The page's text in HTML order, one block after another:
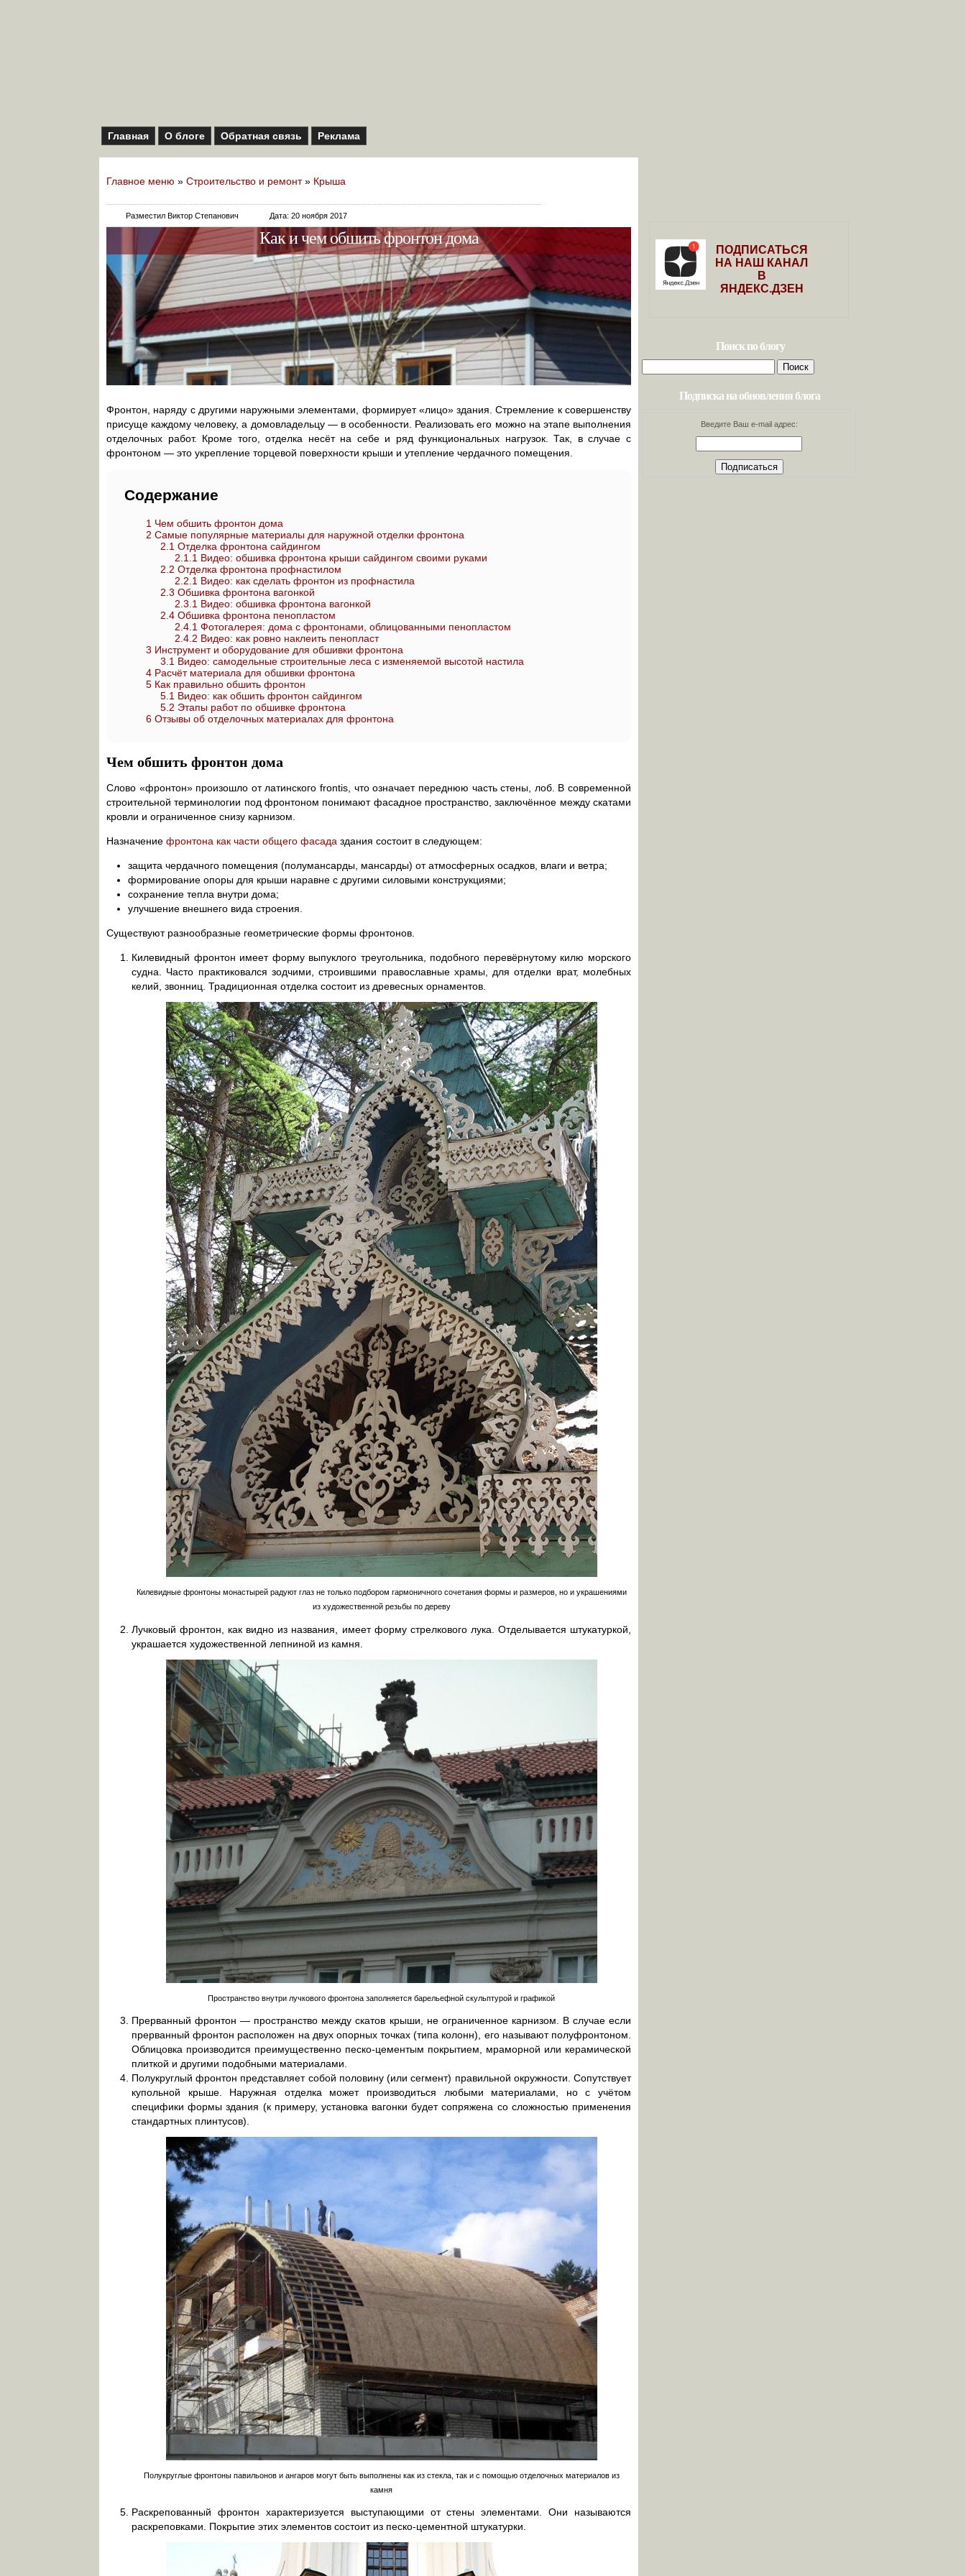
Главная О блоге Обратная связь Реклама
Главное меню » Строительство и ремонт» Крыша
Разместил Виктор Степанович Дата: 20 ноября 2017
Как и чем обшить фронтон дома
Фронтон, наряду с другими наружными элементами, формирует «лицо» здания. Стремление к совершенству
присуще каждому человеку, а домовладельцу — в особенности. Реализовать его можно на этапе выполнения
отделочных работ. Кроме того, отделка несёт на себе и ряд функциональных нагрузок. Так, в случае с
фронтоном — это укрепление торцевой поверхности крыши и утепление чердачного помещения.
Содержание
1 Чем обшить фронтон дома
2 Самые популярные материалы для наружной отделки фронтона
2.1 Отделка фронтона сайдингом
2.1.1 Видео: обшивка фронтона крыши сайдингом своими руками
2.2 Отделка фронтона профнастилом
2.2.1 Видео: как сделать фронтон из профнастила
2.3 Обшивка фронтона вагонкой
2.3.1 Видео: обшивка фронтона вагонкой
2.4 Обшивка фронтона пенопластом
2.4.1 Фотогалерея: дома с фронтонами, облицованными пенопластом
2.4.2 Видео: как ровно наклеить пенопласт
3 Инструмент и оборудование для обшивки фронтона
3.1 Видео: самодельные строительные леса с изменяемой высотой настила
4 Расчёт материала для обшивки фронтона
5 Как правильно обшить фронтон
5.1 Видео: как обшить фронтон сайдингом
5.2 Этапы работ по обшивке фронтона
6 Отзывы об отделочных материалах для фронтона
Чем обшить фронтон дома
Слово «фронтон» произошло от латинского frontis, что означает переднюю часть стены, лоб. В современной
строительной терминологии под фронтоном понимают фасадное пространство, заключённое между скатами
кровли и ограниченное снизу карнизом.
Назначение фронтона как части общего фасада здания состоит в следующем:
защита чердачного помещения (полумансарды, мансарды) от атмосферных осадков, влаги и ветра;
формирование опоры для крыши наравне с другими силовыми конструкциями;
сохранение тепла внутри дома;
улучшение внешнего вида строения.
Существуют разнообразные геометрические формы фронтонов.
Килевидный фронтон имеет форму выпуклого треугольника, подобного перевёрнутому килю морского
судна. Часто практиковался зодчими, строившими православные храмы, для отделки врат, молебных
келий, звонниц. Традиционная отделка состоит из древесных орнаментов.
Килевидные фронтоны монастырей радуют глаз не только подбором гармоничного сочетания формы и размеров, но и украшениями
из художественной резьбы по дереву
Лучковый фронтон, как видно из названия, имеет форму стрелкового лука. Отделывается штукатуркой,
украшается художественной лепниной из камня.
Пространство внутри лучкового фронтона заполняется барельефной скульптурой и графикой
Прерванный фронтон — пространство между скатов крыши, не ограниченное карнизом. В случае если
прерванный фронтон расположен на двух опорных точках (типа колонн), его называют полуфронтоном.
Облицовка производится преимущественно песко-цементым покрытием, мраморной или керамической
плиткой и другими подобными материалами.
Полукруглый фронтон представляет собой половину (или сегмент) правильной окружности. Сопутствует
купольной крыше. Наружная отделка может производиться любыми материалами, но с учётом
специфики формы здания (к примеру, установка вагонки будет сопряжена со сложностью применения
стандартных плинтусов).
Полукруглые фронтоны павильонов и ангаров могут быть выполнены как из стекла, так и с помощью отделочных материалов из
камня
Раскрепованный фронтон характеризуется выступающими от стены элементами. Они называются
раскреповками. Покрытие этих элементов состоит из песко-цементной штукатурки.
ПОДПИСАТЬСЯ
НА НАШ КАНАЛ
В
ЯНДЕКС.ДЗЕН
Поиск по блогу
Найти:
Подписка на обновления блога
Введите Ваш e-mail адрес: